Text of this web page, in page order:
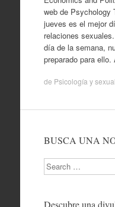
web de Psychology
jueves es el mejor
relaciones
día de la semana,
preparado para
de Psicología y
BUSCA UNA
Search
Descubre una